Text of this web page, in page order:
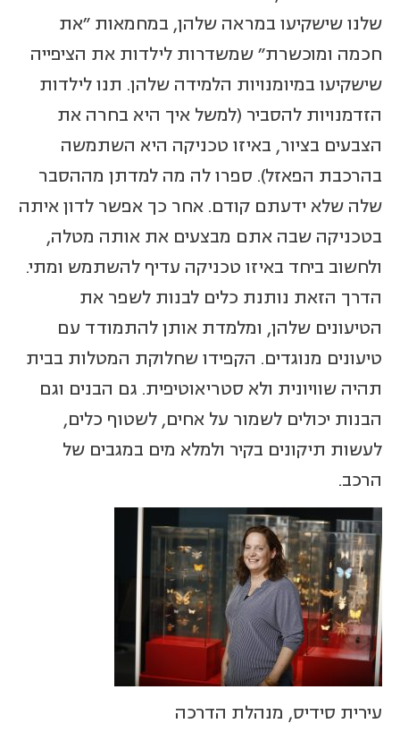
שלנו שישקיעו במראה שלהן, במחמאות "את
חכמה ומוכשרת" שמשדרות לילדות את הציפייה
שישקיעו במיומנויות הלמידה שלהן. תנו לילדות
הזדמנויות להסביר (למשל איך היא בחרה את
הצבעים בציור, באיזו טכניקה היא השתמשה
בהרכבת הפאזל). ספרו לה מה למדתן מההסבר
שלה שלא ידעתם קודם. אחר כך אפשר לדון איתה
בטכניקה שבה אתם מבצעים את אותה מטלה,
ולחשוב ביחד באיזו טכניקה עדיף להשתמש ומתי.
הדרך הזאת נותנת כלים לבנות לשפר את
הטיעונים שלהן, ומלמדת אותן להתמודד עם
טיעונים מנוגדים. הקפידו שחלוקת המטלות בבית
תהיה שוויונית ולא סטריאוטיפית. גם הבנים וגם
הבנות יכולים לשמור על אחים, לשטוף כלים,
לעשות תיקונים בקיר ולמלא מים במגבים של
הרכב.
עירית סידיס, מנהלת הדרכה